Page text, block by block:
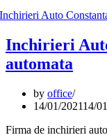
Inchirieri
automata
by office
14/01/202114/
Firma de inchirieri